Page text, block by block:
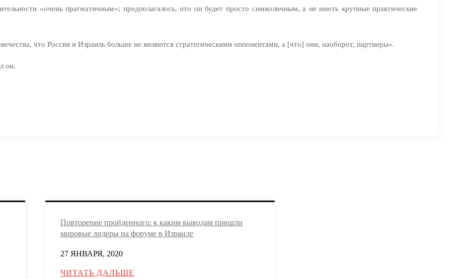
«очень прагматичным»; предполагалось, что он будет просто символичным, а не иметь крупные практические
что Россия и Израиль больше не являются стратегическими оппонентами, а [что] они, наоборот, партнеры».
он.
Повторение пройденного: к каким выводам пришли
мировые лидеры на форуме в Израиле
27 ЯНВАРЯ, 2020
ЧИТАТЬ ДАЛЬШЕ